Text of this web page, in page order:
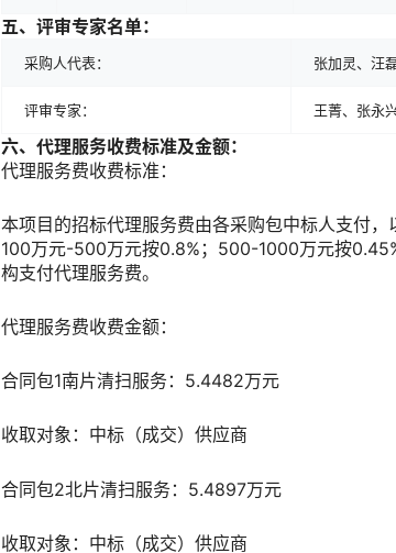
五、评审专家名单：
采购人代表： 张加灵、汪
评审专家： 王菁、张永
六、代理服务收费标准及金额：
代理服务费收费标准：
本项目的招标代理服务费由各采购包中标人支付，
100万元-500万元按0.8%；500-1000万元按
构支付代理服务费。
代理服务费收费金额：
合同包1南片清扫服务：5.4482万元
收取对象：中标（成交）供应商
合同包2北片清扫服务：5.4897万元
收取对象：中标（成交）供应商